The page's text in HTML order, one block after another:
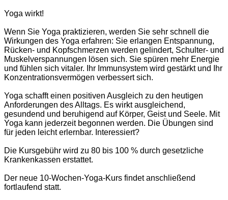
Yoga wirkt!
Wenn Sie Yoga praktizieren, werden Sie sehr schnell die
Wirkungen des Yoga erfahren: Sie erlangen Entspannung,
Rücken- und Kopfschmerzen werden gelindert, Schulter- und
Muskelverspannungen lösen sich. Sie spüren mehr Energie
und fühlen sich vitaler. Ihr Immunsystem wird gestärkt und Ihr
Konzentrationsvermögen verbessert sich.
Yoga schafft einen positiven Ausgleich zu den heutigen
Anforderungen des Alltags. Es wirkt ausgleichend,
gesundend und beruhigend auf Körper, Geist und Seele. Mit
Yoga kann jederzeit begonnen werden. Die Übungen sind
für jeden leicht erlernbar. Interessiert?
Die Kursgebühr wird zu 80 bis 100 % durch gesetzliche
Krankenkassen erstattet.
Der neue 10-Wochen-Yoga-Kurs findet anschließend
fortlaufend statt.